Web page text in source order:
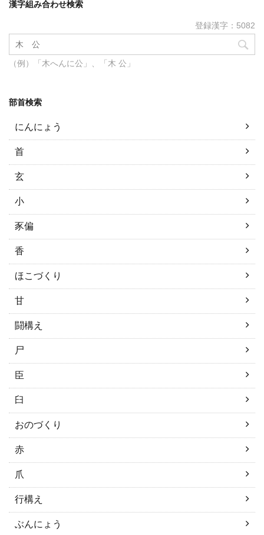
漢字組み合わせ検索
登録漢字：5082
（例）「木へんに公」、「木 公」
部首検索
にんにょう
首
玄
小
豕偏
香
ほこづくり
甘
闘構え
尸
臣
臼
おのづくり
赤
爪
行構え
ぶんにょう